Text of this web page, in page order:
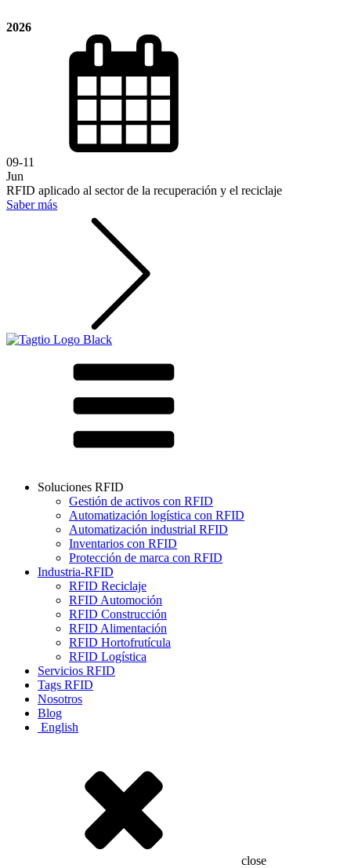
2026
09-11
Jun
RFID aplicado al sector de la recuperación y el reciclaje
Saber más
Soluciones RFID
Gestión de activos con RFID
Automatización logística con RFID
Automatización industrial RFID
Inventarios con RFID
Protección de marca con RFID
Industria-RFID
RFID Reciclaje
RFID Automoción
RFID Construcción
RFID Alimentación
RFID Hortofrutícula
RFID Logística
Servicios RFID
Tags RFID
Nosotros
Blog
English
close